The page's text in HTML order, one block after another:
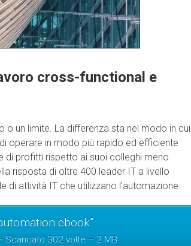
cross-functional e
o un limite. La differenza sta nel modo in cui
operare in modo più rapido ed efficiente
di profitti rispetto ai suoi colleghi meno
risposta di oltre 400 leader IT a livello
di attività IT che utilizzano l’automazione.
ebook”
Scaricato 302 volte – 2 MB